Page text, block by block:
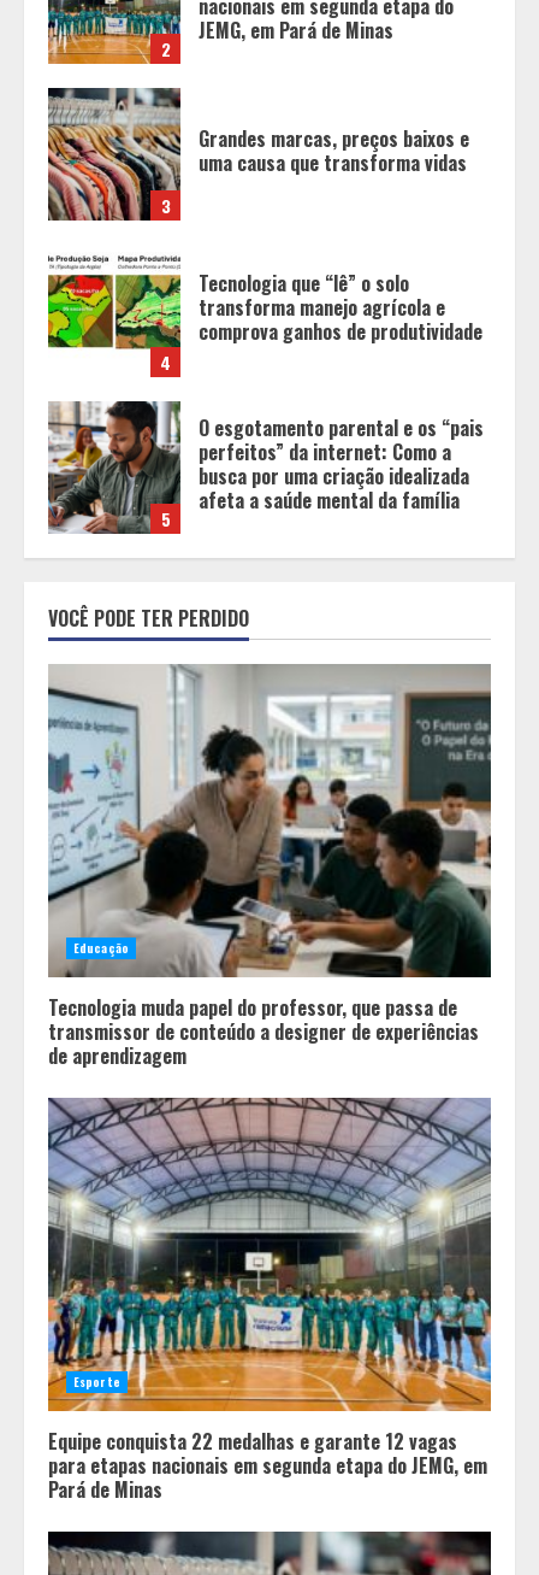
3
uma causa que transforma vidas
4
Tecnologia que “lê” o solo
transforma manejo agrícola e
comprova ganhos de produtividade
5
O esgotamento parental e os “pais
perfeitos” da internet: Como a
busca por uma criação idealizada
afeta a saúde mental da família
1
Tecnologia muda papel do
professor, que passa de
transmissor de conteúdo a
designer de experiências de
aprendizagem
2
garante 12 vagas para etapas
nacionais em segunda etapa do
JEMG, em Pará de Minas
3
Grandes marcas, preços baixos e
uma causa que transforma vidas
Tecnologia que “lê” o solo
transforma manejo agrícola e
comprova ganhos de produtividade
VOCÊ PODE TER PERDIDO
Educação
Tecnologia muda papel do professor, que passa de
transmissor de conteúdo a designer de experiências
de aprendizagem
Esporte
Equipe conquista 22 medalhas e garante 12 vagas
para etapas nacionais em segunda etapa do JEMG, em
Pará de Minas